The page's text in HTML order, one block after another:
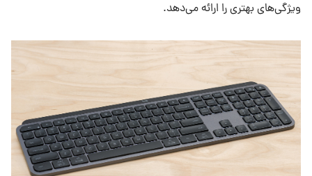
ویژگی‌های بهتری را ارائه می‌دهد.